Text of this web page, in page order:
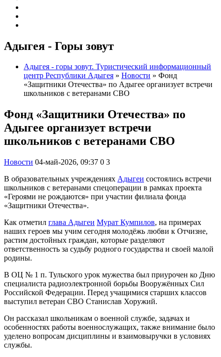
Адыгея - Горы зовут
Адыгея - горы зовут. Туристический информационный
центр Республики Адыгея » Новости » Фонд
«Защитники Отечества» по Адыгее организует встречи
школьников с ветеранами СВО
Фонд «Защитники Отечества» по
Адыгее организует встречи
школьников с ветеранами СВО
Новости 04-май-2026, 09:37 0 3
В образовательных учреждениях Адыгеи состоялись встречи
школьников с ветеранами спецоперации в рамках проекта
«Героями не рождаются» при участии филиала фонда
«Защитники Отечества».
Как отметил глава Адыгеи Мурат Кумпилов, на примерах
наших героев мы учим сегодня молодёжь любви к Отчизне,
растим достойных граждан, которые разделяют
ответственность за судьбу родного государства и своей малой
родины.
В ОЦ № 1 п. Тульского урок мужества был приурочен ко Дню
специалиста радиоэлектронной борьбы Вооружённых Сил
Российской Федерации. Перед учащимися старших классов
выступил ветеран СВО Станислав Хоружий.
Он рассказал школьникам о военной службе, задачах и
особенностях работы военнослужащих, также внимание было
уделено вопросам дисциплины и взаимовыручки в условиях
службы.